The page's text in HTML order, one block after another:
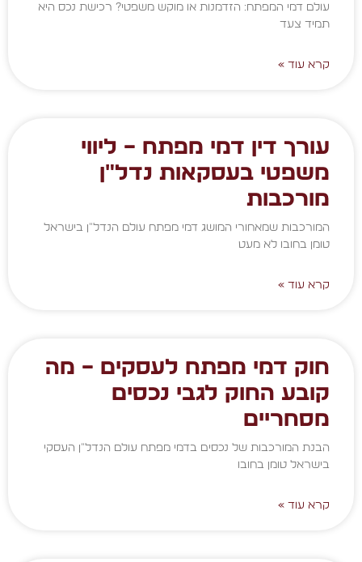
עולם דמי המפתח: הזדמנות או מוקש משפטי? רכישת נכס היא
תמיד צעד
קרא עוד »
עורך דין דמי מפתח – ליווי
משפטי בעסקאות נדל״ן
מורכבות
המורכבות שמאחורי המושג דמי מפתח עולם הנדל"ן בישראל
טומן בחובו לא מעט
קרא עוד »
חוק דמי מפתח לעסקים – מה
קובע החוק לגבי נכסים
מסחריים
הבנת המורכבות של נכסים בדמי מפתח עולם הנדל"ן העסקי
בישראל טומן בחובו
קרא עוד »